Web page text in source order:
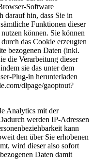
Software
darauf hin, dass Sie in
Funktionen dieser
können. Sie können
das Cookie erzeugten
bezogenen Daten (inkl.
die Verarbeitung dieser
sie das unter dem
Plug-in herunterladen
dlpage/gaoptout?
Analytics mit der
werden IP-Adressen
kann
den über Sie erhobenen
wird dieser also sofort
Daten damit